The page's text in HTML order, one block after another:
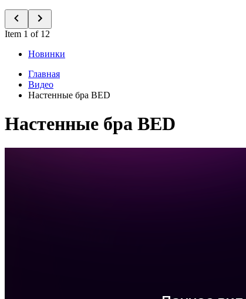
Item 1 of 12
Новинки
Главная
Видео
Настенные бра BED
Настенные бра BED